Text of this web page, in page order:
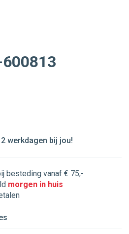
werkdagen bij jou!
besteding vanaf € 75,-
morgen in huis